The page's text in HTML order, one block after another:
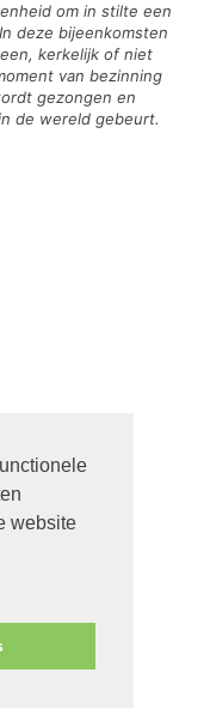
website
om in stilte een
deze bijeenkomsten
kerkelijk of niet
van bezinning
gezongen en
de wereld gebeurt.